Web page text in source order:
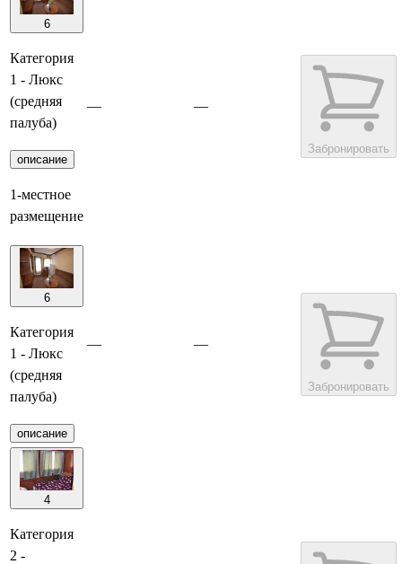
6
Категория
1 - Люкс
(средняя
палуба)
описание
1-местное
размещение
— —
Забронировать
6
Категория
1 - Люкс
(средняя
палуба)
описание
— —
Забронировать
4
Категория
2 -